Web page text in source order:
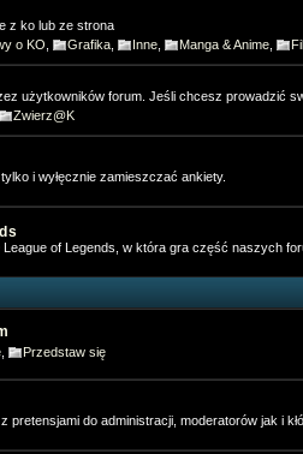
z ko lub ze strona
o KO Grafika Inne Manga & Anime
użytkowników forum. Jeśli chcesz prowadzić
Zwierz@K
i wyłęcznie zamieszczać ankiety.
League of Legends, w która gra część naszych
Przedstaw się
pretensjami do administracji, moderatorów jak i
Pogo grasz
nazywało forum
ktos moze filmik z PK z tą
05 07:37:13
v1534 ✅
gram na MYKO,
2026-01-13 19:46:40